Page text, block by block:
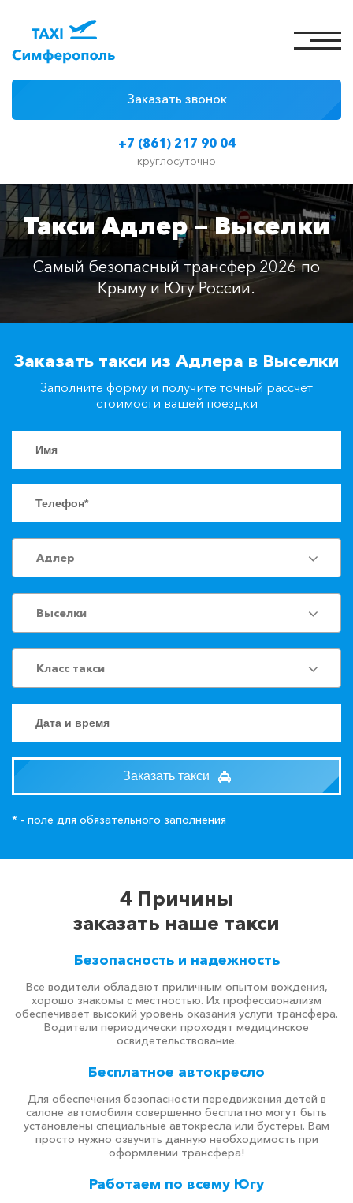
+7 (861) 217 90 04
круглосуточно
Заказать звонок
Цены на такси
Классы автомобилей
Отзывы
Контакты
+7(861)217-90-04
Такси Адлер — Выселки
Самый безопасный трансфер 2026 по
Крыму и Югу России.
Заказать такси из Адлера в Выселки
Заполните форму и получите точный рассчет
стоимости вашей поездки
Адлер
Выселки
Класс такси
Заказать такси
* - поле для обязательного заполнения
4 Причины
заказать наше такси
Безопасность и надежность
Все водители обладают приличным опытом вождения,
хорошо знакомы с местностью. Их профессионализм
обеспечивает высокий уровень оказания услуги трансфера.
Водители периодически проходят медицинское
освидетельствование.
Бесплатное автокресло
Для обеспечения безопасности передвижения детей в
салоне автомобиля совершенно бесплатно могут быть
установлены специальные автокресла или бустеры. Вам
просто нужно озвучить данную необходимость при
оформлении трансфера!
Работаем по всему Югу